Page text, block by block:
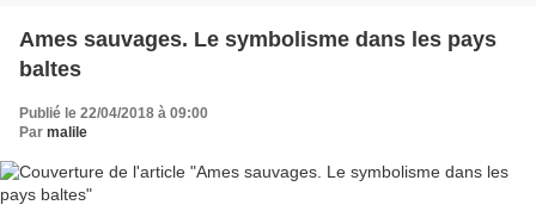
Ames sauvages. Le symbolisme dans les pays
baltes
Publié le 22/04/2018 à 09:00
Par malile